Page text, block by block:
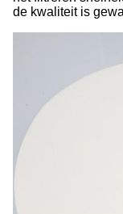
de kwaliteit is